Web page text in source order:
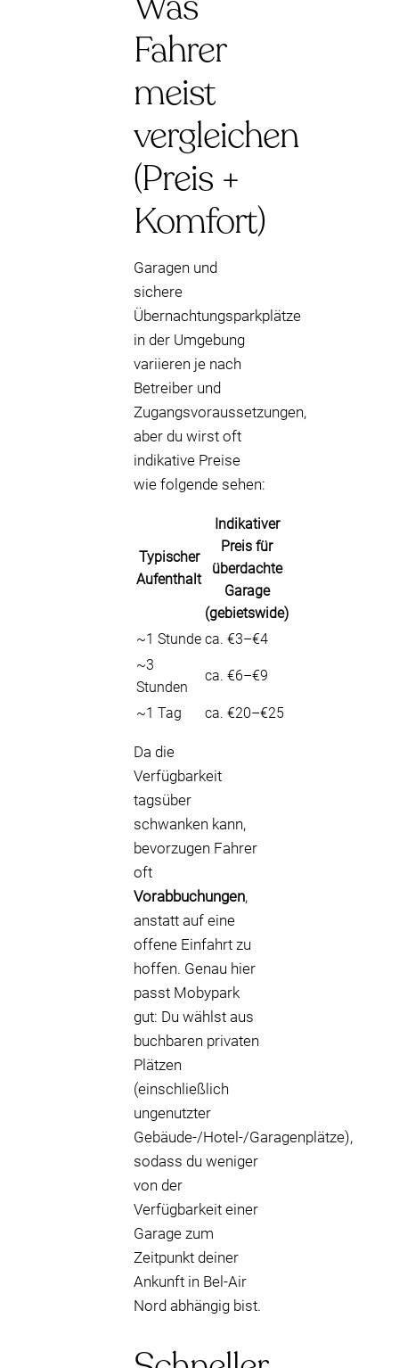
Fahrer
meist
vergleichen
(Preis +
Komfort)
Garagen und
sichere
Übernachtungsparkplätze
in der Umgebung
variieren je nach
Betreiber und
Zugangsvoraussetzungen,
aber du wirst oft
indikative Preise
wie folgende sehen:
Typischer
Aufenthalt
Indikativer
Preis für
überdachte
Garage
(gebietswide)
~1 Stunde ca. €3–€4
~3
Stunden
ca. €6–€9
~1 Tag ca. €20–€25
Da die
Verfügbarkeit
tagsüber
schwanken kann,
bevorzugen Fahrer
oft
Vorabbuchungen,
anstatt auf eine
offene Einfahrt zu
hoffen. Genau hier
passt Mobypark
gut: Du wählst aus
buchbaren privaten
Plätzen
(einschließlich
ungenutzter
Gebäude-/Hotel-/Garagenplätze),
sodass du weniger
von der
Verfügbarkeit einer
Garage zum
Zeitpunkt deiner
Ankunft in Bel-Air
Nord abhängig bist.